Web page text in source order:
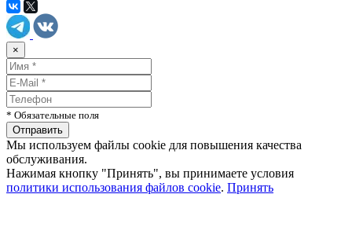
×
* Обязательные поля
Мы используем файлы cookie для повышения качества
обслуживания.
Нажимая кнопку "Принять", вы принимаете условия
политики использования файлов cookie. Принять